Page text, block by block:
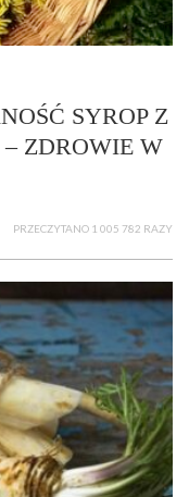
SYROP Z
ZDROWIE W
PRZECZYTANO 1 005 782 RAZY